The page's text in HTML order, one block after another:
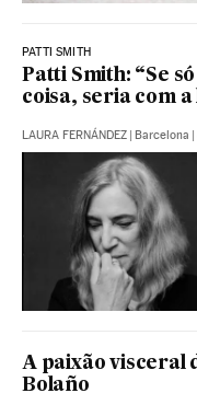
PATTI SMITH
Patti Smith: “Se
coisa, seria com
LAURA FERNÁNDEZ Barcelona
A paixão visceral
Bolaño